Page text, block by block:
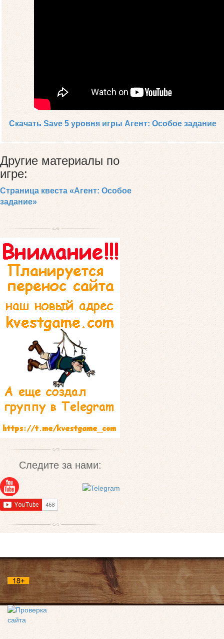
Скачать Save 5 уровня игры Агент: Особое задание
Другие материалы по
игре:
Страница квеста «Агент: Особое
задание»
Следите за нами: